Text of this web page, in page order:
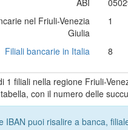
ABI
nel Friuli-Venezia
Giulia
1
Filiali bancarie in Italia 8
1 filiali nella regione Friuli-
con il numero delle
IBAN puoi risalire a banca,